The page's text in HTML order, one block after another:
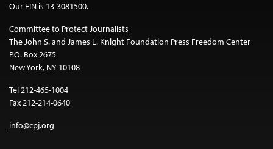
Our EIN is 13-3081500.
Committee to Protect Journalists
The John S. and James L. Knight Foundation Press Freedom Center
P.O. Box 2675
New York, NY 10108
Tel 212-465-1004
Fax 212-214-0640
info@cpj.org